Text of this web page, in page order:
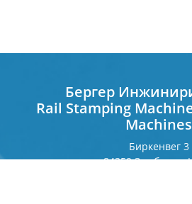
Бергер
Rail Stamping
Machines
Биркенвег 3
84359 Зимбах на